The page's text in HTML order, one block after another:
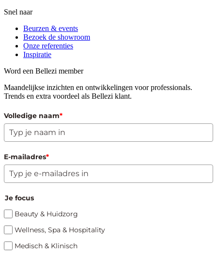
Snel naar
Beurzen & events
Bezoek de showroom
Onze referenties
Inspiratie
Word een Bellezi member
Maandelijkse inzichten en ontwikkelingen voor professionals.
Trends en extra voordeel als Bellezi klant.
Volledige naam*
E-mailadres*
Je focus
Beauty & Huidzorg
Wellness, Spa & Hospitality
Medisch & Klinisch